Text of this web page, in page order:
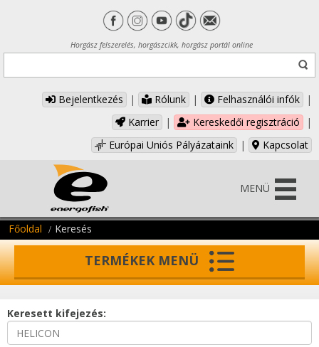
Horgász felszerelés, horgászcikk, horgász portál online
Bejelentkezés | Rólunk | Felhasználói infók
|
Karrier
| Kereskedői regisztráció
|
Európai Uniós Pályázataink
| Kapcsolat
MENÜ
Főoldal Keresés
TERMÉKEK MENÜ
Keresett kifejezés: